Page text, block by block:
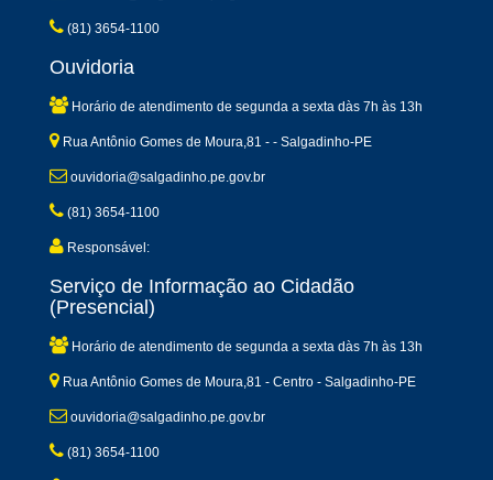
(81) 3654-1100
Ouvidoria
Horário de atendimento de segunda a sexta dàs 7h às 13h
Rua Antônio Gomes de Moura,81 - - Salgadinho-PE
ouvidoria@salgadinho.pe.gov.br
(81) 3654-1100
Responsável:
Serviço de Informação ao Cidadão
(Presencial)
Horário de atendimento de segunda a sexta dàs 7h às 13h
Rua Antônio Gomes de Moura,81 - Centro - Salgadinho-PE
ouvidoria@salgadinho.pe.gov.br
(81) 3654-1100